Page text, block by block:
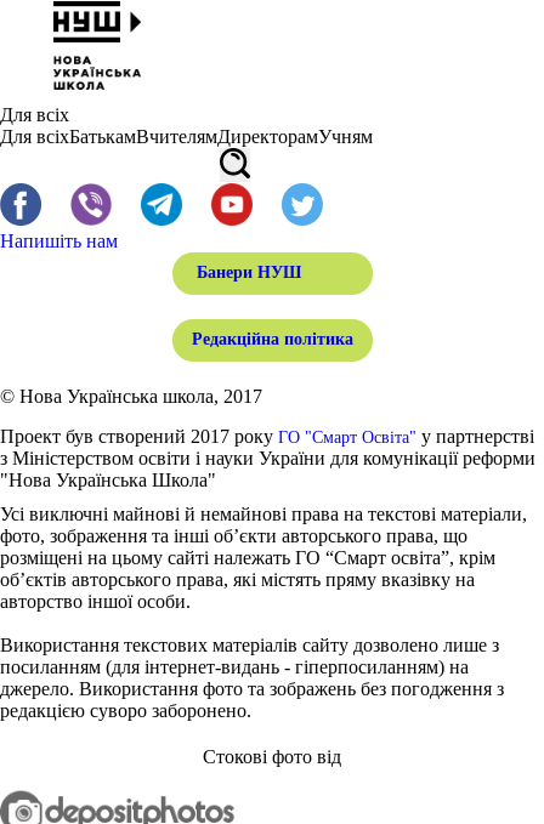
Для всіх
Для всіхБатькамВчителямДиректорамУчням
Напишіть нам
Банери НУШ
Редакційна політика
© Нова Українська школа, 2017
Проект був створений 2017 року ГО "Смарт Освіта" у партнерстві
з Міністерством освіти і науки України для комунікації реформи
"Нова Українська Школа"
Усі виключні майнові й немайнові права на текстові матеріали,
фото, зображення та інші об’єкти авторського права, що
розміщені на цьому сайті належать ГО “Смарт освіта”, крім
об’єктів авторського права, які містять пряму вказівку на
авторство іншої особи.
Використання текстових матеріалів сайту дозволено лише з
посиланням (для інтернет-видань - гіперпосиланням) на
джерело. Використання фото та зображень без погодження з
редакцією суворо заборонено.
Стокові фото від